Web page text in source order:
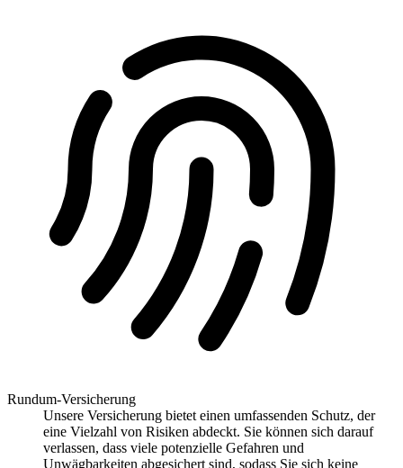
Rundum-Versicherung
Unsere Versicherung bietet einen umfassenden Schutz, der
eine Vielzahl von Risiken abdeckt. Sie können sich darauf
verlassen, dass viele potenzielle Gefahren und
Unwägbarkeiten abgesichert sind, sodass Sie sich keine